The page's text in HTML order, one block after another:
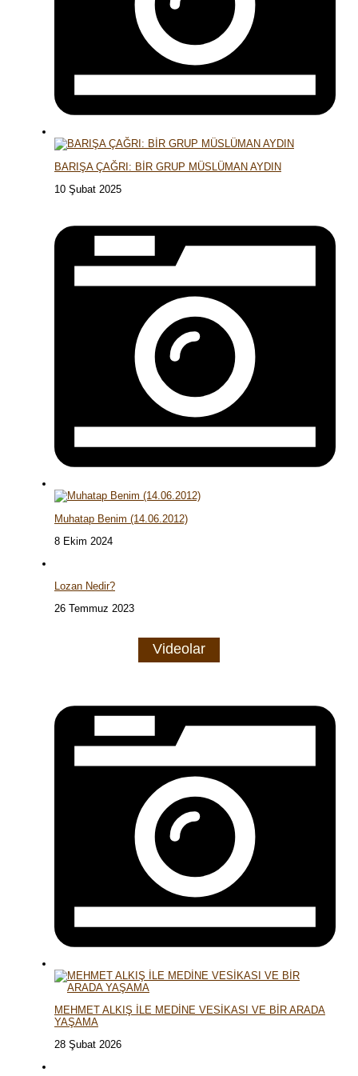
BARIŞA ÇAĞRI: BİR GRUP MÜSLÜMAN AYDIN
10 Şubat 2025
Muhatap Benim (14.06.2012)
8 Ekim 2024
Lozan Nedir?
26 Temmuz 2023
Videolar
MEHMET ALKIŞ İLE MEDİNE VESİKASI VE BİR ARADA
YAŞAMA
28 Şubat 2026